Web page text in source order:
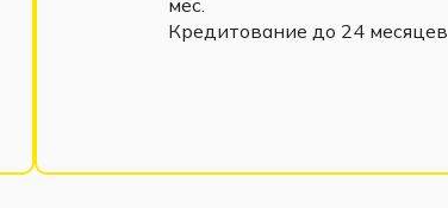
Кредитование до 24 месяцев